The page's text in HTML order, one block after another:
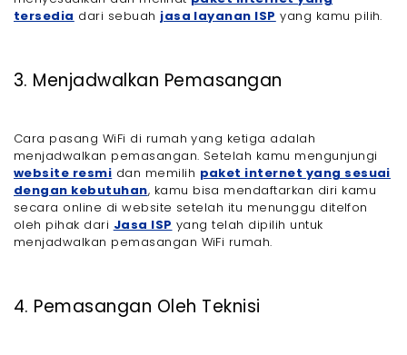
tersedia dari sebuah jasa layanan ISP yang kamu pilih.
3. Menjadwalkan Pemasangan
Cara pasang WiFi di rumah yang ketiga adalah
menjadwalkan pemasangan. Setelah kamu mengunjungi
website resmi dan memilih paket internet yang sesuai
dengan kebutuhan, kamu bisa mendaftarkan diri kamu
secara online di website setelah itu menunggu ditelfon
oleh pihak dari Jasa ISP yang telah dipilih untuk
menjadwalkan pemasangan WiFi rumah.
4. Pemasangan Oleh Teknisi